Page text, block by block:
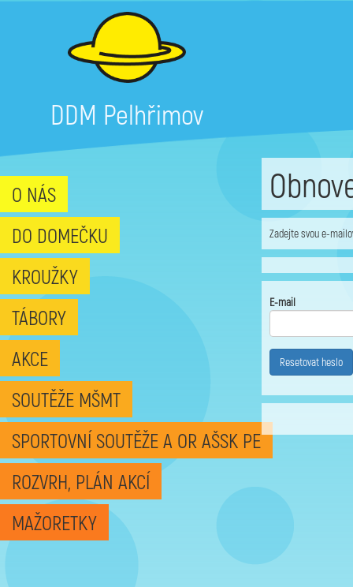
DDM Pelhřimov
O NÁS
DO DOMEČKU
KROUŽKY
TÁBORY
AKCE
SOUTĚŽE MŠMT
SPORTOVNÍ SOUTĚŽE A OR AŠSK PE
ROZVRH, PLÁN AKCÍ
MAŽORETKY
Zadejte svou e-
E-mail
Resetovat heslo